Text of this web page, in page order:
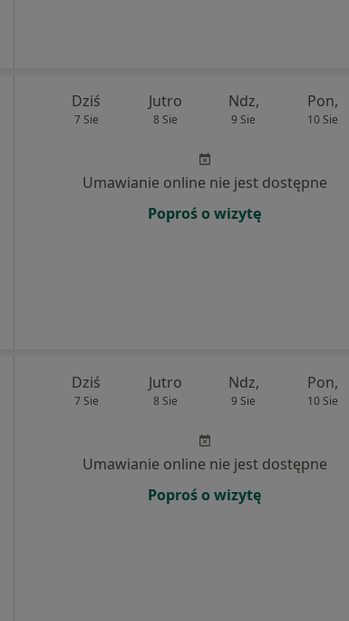
Dziś
7 Sie
Jutro
8 Sie
Ndz,
9 Sie
Pon,
10 Sie
Umawianie online nie jest dostępne
Poproś o wizytę
Dziś
7 Sie
Jutro
8 Sie
Ndz,
9 Sie
Pon,
10 Sie
Umawianie online nie jest dostępne
Poproś o wizytę